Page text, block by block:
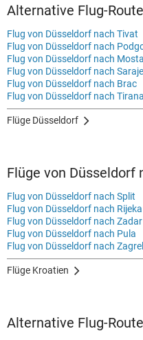
Alternative Flug-
Flug von Düsseldorf nach Tivat
Flug von Düsseldorf nach
Flug von Düsseldorf nach
Flug von Düsseldorf nach
Flug von Düsseldorf nach Brac
Flug von Düsseldorf nach Tirana
Flüge Düsseldorf
Flüge von Düsseldorf
Flug von Düsseldorf nach Split
Flug von Düsseldorf nach Rijeka
Flug von Düsseldorf nach Zadar
Flug von Düsseldorf nach Pula
Flug von Düsseldorf nach
Flüge Kroatien
Alternative Flug-